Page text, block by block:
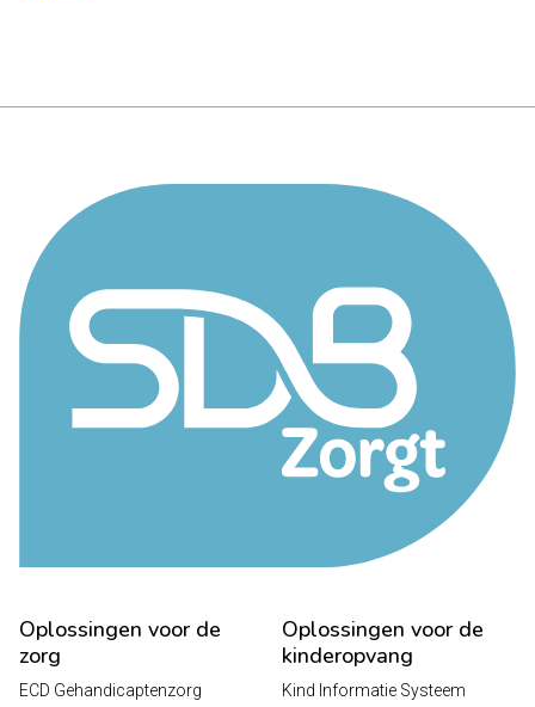
Oplossingen voor de
zorg
ECD Gehandicaptenzorg
Oplossingen voor de
kinderopvang
Kind Informatie Systeem